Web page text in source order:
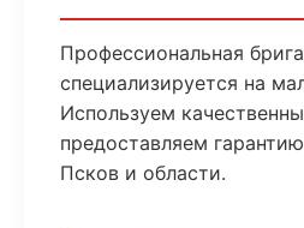
Профессиональная
специализируется на
Используем
предоставляем
Псков и области.